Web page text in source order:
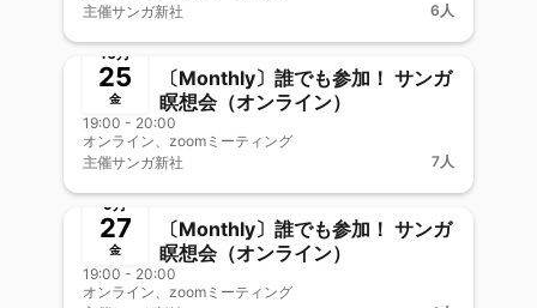
主催サンガ新社 6人
終了
10月
25
金
〔Monthly〕誰でも参加！ サンガ
瞑想会（オンライン）
19:00 - 20:00
オンライン、zoomミーティング
主催サンガ新社 7人
終了
9月
27
金
〔Monthly〕誰でも参加！ サンガ
瞑想会（オンライン）
19:00 - 20:00
オンライン、zoomミーティング